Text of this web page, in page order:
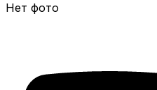
Нет фото